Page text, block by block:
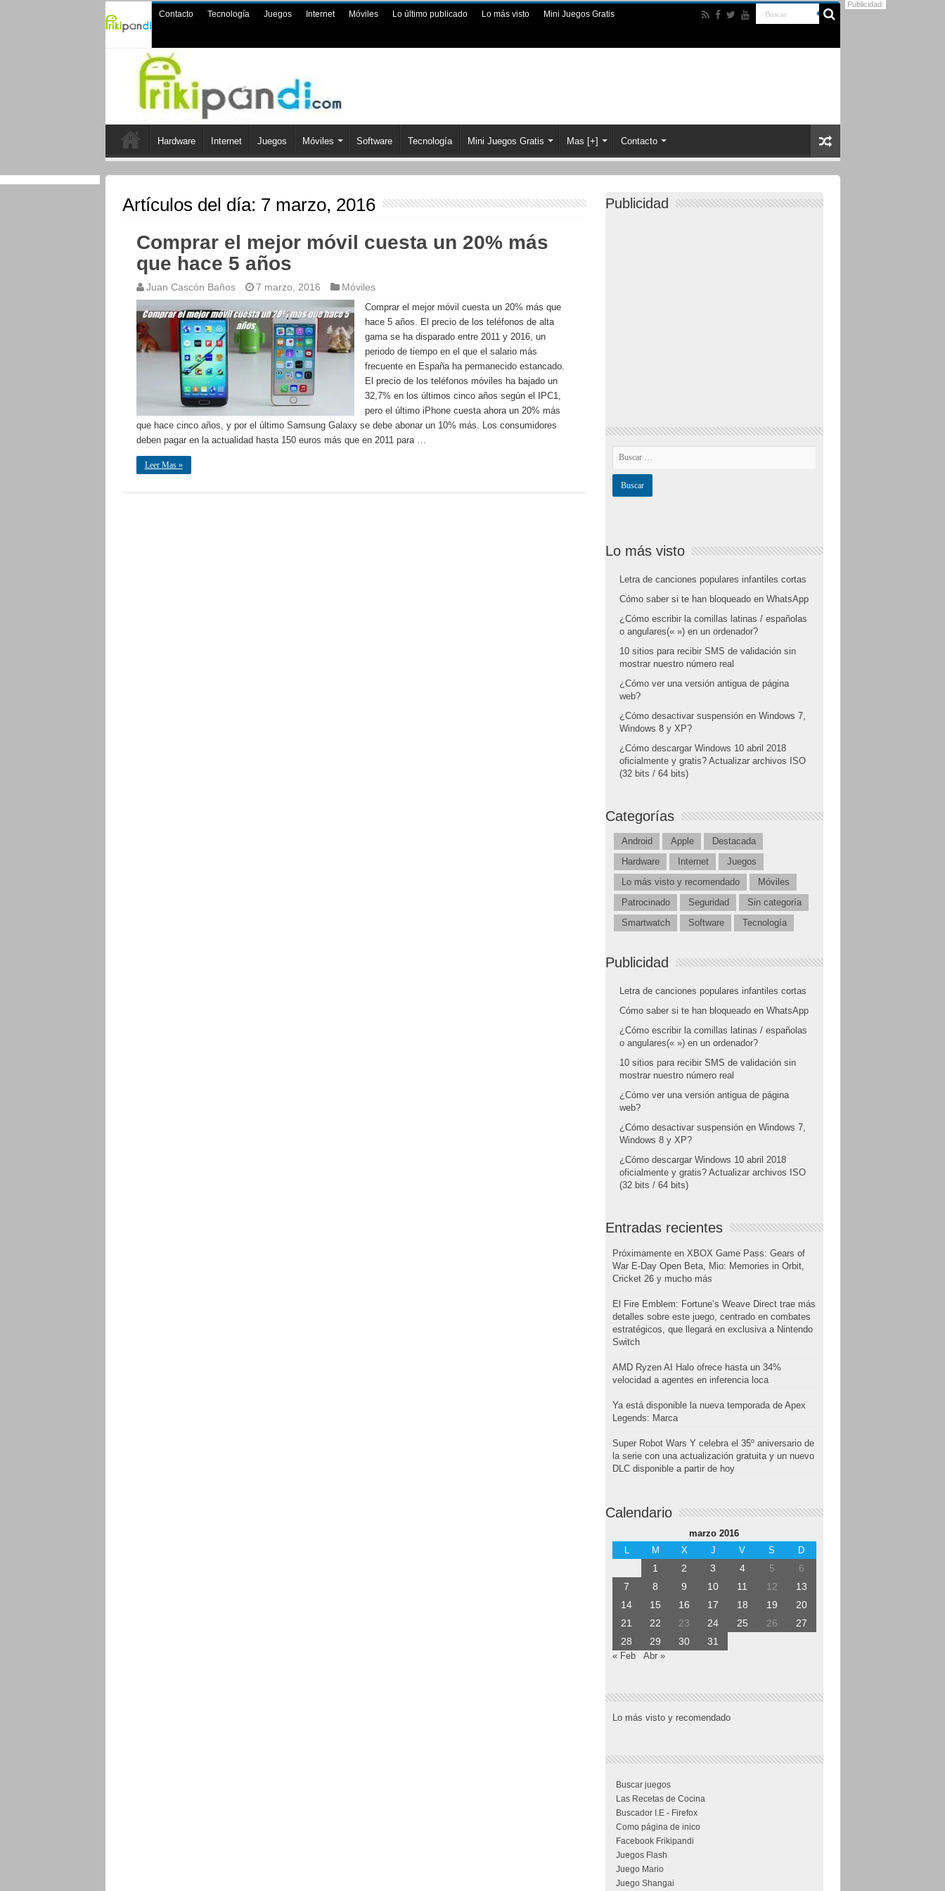
Contacto Tecnología Juegos Internet Móviles Lo último publicado Lo más visto Mini Juegos Gratis
Hardware Internet Juegos Móviles Software Tecnología Mini Juegos Gratis Mas [+] Contacto
Artículos del día: 7 marzo, 2016
Comprar el mejor móvil cuesta un 20% más
que hace 5 años
Juan Cascón Baños 7 marzo, 2016 Móviles
Comprar el mejor móvil cuesta un 20% más que
hace 5 años. El precio de los teléfonos de alta
gama se ha disparado entre 2011 y 2016, un
periodo de tiempo en el que el salario más
frecuente en España ha permanecido estancado.
El precio de los teléfonos móviles ha bajado un
32,7% en los últimos cinco años según el IPC1,
pero el último iPhone cuesta ahora un 20% más
que hace cinco años, y por el último Samsung Galaxy se debe abonar un 10% más. Los consumidores
deben pagar en la actualidad hasta 150 euros más que en 2011 para …
Leer Mas »
Publicidad
Lo más visto
Letra de canciones populares infantiles cortas
Cómo saber si te han bloqueado en WhatsApp
¿Cómo escribir la comillas latinas / españolas
o angulares(« ») en un ordenador?
10 sitios para recibir SMS de validación sin
mostrar nuestro número real
¿Cómo ver una versión antigua de página
web?
¿Cómo desactivar suspensión en Windows 7,
Windows 8 y XP?
¿Cómo descargar Windows 10 abril 2018
oficialmente y gratis? Actualizar archivos ISO
(32 bits / 64 bits)
Categorías
Android Apple
Destacada
Hardware
Internet
Juegos
Lo más visto y recomendado
Móviles
Patrocinado
Seguridad
Sin categoría
Smartwatch
Software Tecnología
Publicidad
Letra de canciones populares infantiles cortas
Cómo saber si te han bloqueado en WhatsApp
¿Cómo escribir la comillas latinas / españolas
o angulares(« ») en un ordenador?
10 sitios para recibir SMS de validación sin
mostrar nuestro número real
¿Cómo ver una versión antigua de página
web?
¿Cómo desactivar suspensión en Windows 7,
Windows 8 y XP?
¿Cómo descargar Windows 10 abril 2018
oficialmente y gratis? Actualizar archivos ISO
(32 bits / 64 bits)
Entradas recientes
Próximamente en XBOX Game Pass: Gears of
War E-Day Open Beta, Mio: Memories in Orbit,
Cricket 26 y mucho más
El Fire Emblem: Fortune’s Weave Direct trae más
detalles sobre este juego, centrado en combates
estratégicos, que llegará en exclusiva a Nintendo
Switch
AMD Ryzen AI Halo ofrece hasta un 34%
velocidad a agentes en inferencia loca
Ya está disponible la nueva temporada de Apex
Legends: Marca
Super Robot Wars Y celebra el 35º aniversario de
la serie con una actualización gratuita y un nuevo
DLC disponible a partir de hoy
Calendario
marzo 2016
L
M X J V S D
1 2 3 4 5
6
7
8 9 10 11 12
13
14
15 16 17 18 19
20
21
22 23 24 25 26
27
28
29 30 31
« Feb Abr »
Lo más visto y recomendado
Buscar juegos
Las Recetas de Cocina
Buscador I.E - Firefox
Como página de inico
Facebook Frikipandi
Juegos Flash
Juego Mario
Juego Shangai
Publicidad: